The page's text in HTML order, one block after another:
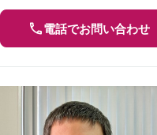
電話でお問い合わせ